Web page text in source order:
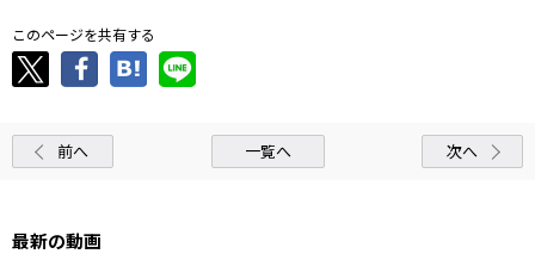
このページを共有する
前へ 一覧へ 次へ
最新の動画